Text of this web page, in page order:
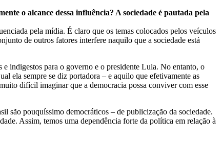
o alcance dessa influência? A sociedade é pautada pela
pela mídia. É claro que os temas colocados pelos veículos
de outros fatores interfere naquilo que a sociedade está
e indigestos para o governo e o presidente Lula. No entanto, o
ela sempre se diz portadora – e aquilo que efetivamente as
difícil imaginar que a democracia possa conviver com esse
são pouquíssimo democráticos – de publicização da sociedade.
Assim, temos uma dependência forte da política em relação à